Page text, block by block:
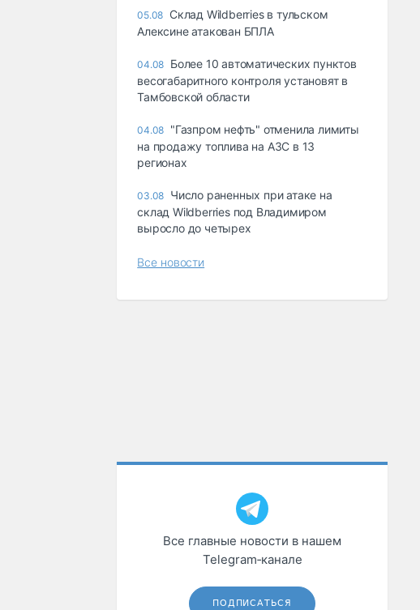
05.08 Склад Wildberries в тульском
Алексине атакован БПЛА
04.08 Более 10 автоматических пунктов
весогабаритного контроля установят в
Тамбовской области
04.08 "Газпром нефть" отменила лимиты
на продажу топлива на АЗС в 13
регионах
03.08 Число раненных при атаке на
склад Wildberries под Владимиром
выросло до четырех
Все новости
Все главные новости в нашем
Telegram‑канале
ПОДПИСАТЬСЯ